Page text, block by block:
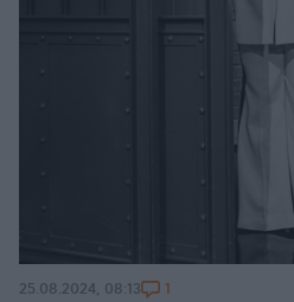
25.08.2024, 08:13 1